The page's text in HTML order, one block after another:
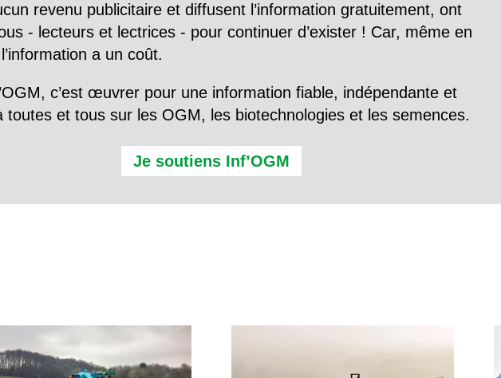
revenu publicitaire et diffusent l’information gratuitement, ont
- lecteurs et lectrices - pour continuer d’exister ! Car, même en
a un coût.
c’est œuvrer pour une information fiable, indépendante et
toutes et tous sur les OGM, les biotechnologies et les semences.
Je soutiens Inf’OGM